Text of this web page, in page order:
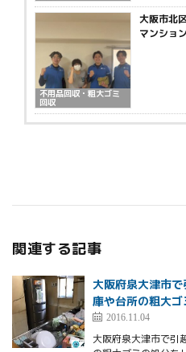
不用品回収・粗大ゴミ
回収
大阪市北
マンショ
関連する記事
大阪府泉大津市
庫や台所の粗大ゴ
2016.11.04
大阪府泉大津市で引